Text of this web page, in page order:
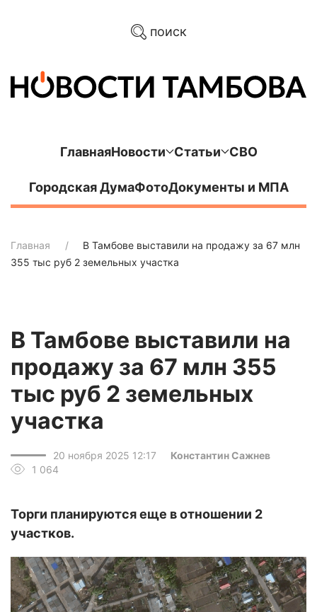
поиск
ГлавнаяНовости Статьи СВО
Городская ДумаФотоДокументы и МПА
Главная
В Тамбове выставили на продажу за 67 млн
355 тыс руб 2 земельных участка
В Тамбове выставили на
продажу за 67 млн 355
тыс руб 2 земельных
участка
20 ноября 2025 12:17
Константин Сажнев
1 064
Торги планируются еще в отношении 2
участков.